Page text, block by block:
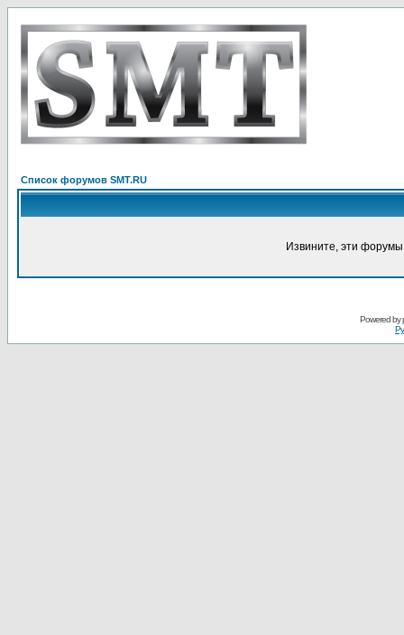
Список форумов SMT.RU
Извините, эти
Powered by